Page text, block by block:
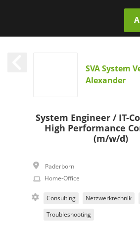
SVA System
Alexander
System Engineer / IT-
High Performance
(m/w/d)
Paderborn
Home-Office
Consulting Netzwerktechnik
Troubleshooting